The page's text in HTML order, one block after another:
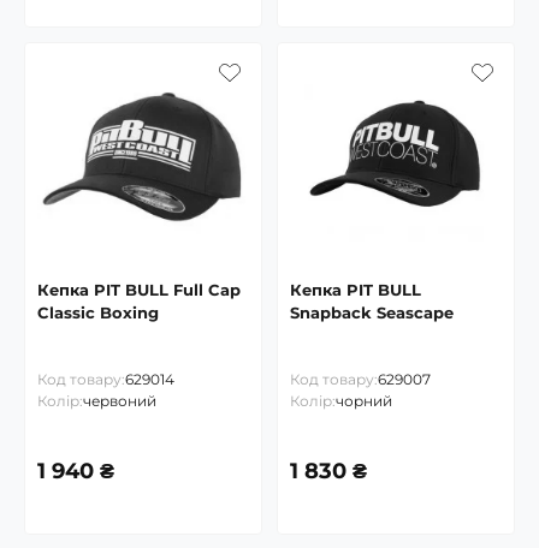
Кепка PIT BULL Full Cap
Classic Boxing
Код товару:629014
Колір:червоний
1 940 ₴
Кепка PIT BULL
Snapback Seascape
Код товару:629007
Колір:чорний
1 830 ₴